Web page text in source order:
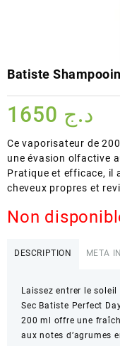
Batiste
د.ج
Ce vaporisateur de
une évasion olfactive
Pratique et efficace, il
cheveux propres et
Non
DESCRIPTION META
Laissez entrer le
Sec Batiste Perfect
200 ml offre une
aux notes d’agrumes